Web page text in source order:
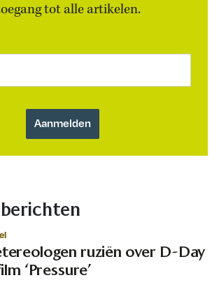
tot alle artikelen.
ruziën over D-Day
‘Pressure’